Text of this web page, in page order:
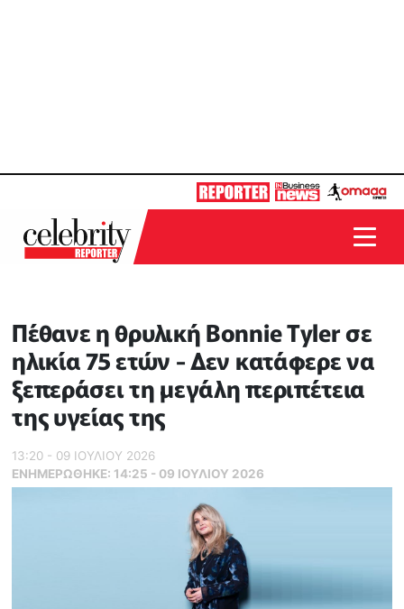
Πέθανε η θρυλική Bonnie Tyler σε
ηλικία 75 ετών - Δεν κατάφερε να
ξεπεράσει τη μεγάλη περιπέτεια
της υγείας της
13:20 - 09 ΙΟΥΛΙΟΥ 2026
ΕΝΗΜΕΡΏΘΗΚΕ: 14:25 - 09 ΙΟΥΛΙΟΥ 2026